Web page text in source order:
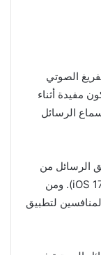
الصوتي
مفيدة أثناء
الرسائل
الرسائل من
آبل، حيث جاءت مع تحديث “آي أو إس 17” (iOS 17). ومن
لتطبيق